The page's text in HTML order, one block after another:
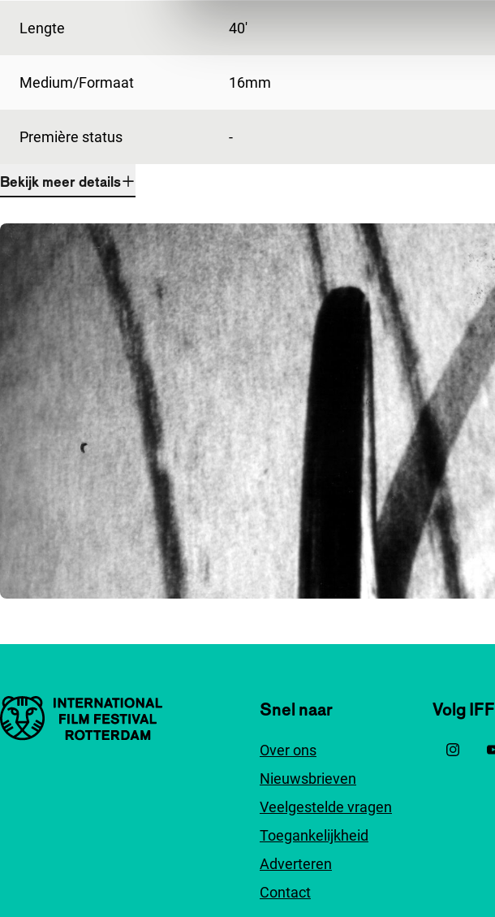
Lengte 40'
Medium/Formaat 16mm
Première status -
Bekijk meer details
Belangrijke links Snel naar
Over ons
Nieuwsbrieven
Veelgestelde vragen
Toegankelijkheid
Adverteren
Contact
Volg